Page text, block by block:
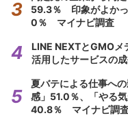
59.3％ 印象がよかっ
0％ マイナビ調査
LINE NEXTとGMO
活用したサービスの
夏バテによる仕事へ
感」51.0％、「やる
40.8％ マイナビ調